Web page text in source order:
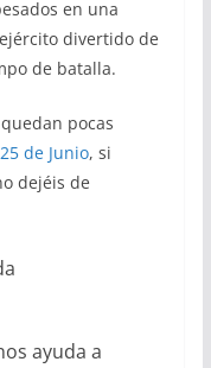
en una
divertido de
de batalla.
pocas
de Junio, si
dejéis de
ayuda a